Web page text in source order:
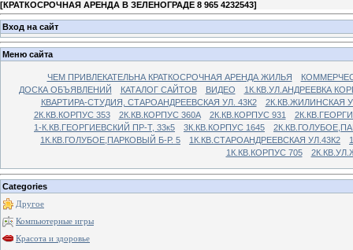
[КРАТКОСРОЧНАЯ АРЕНДА В ЗЕЛЕНОГРАДЕ 8 965 4232543]
Вход на сайт
Меню сайта
ЧЕМ ПРИВЛЕКАТЕЛЬНА КРАТКОСРОЧНАЯ АРЕНДА ЖИЛЬЯ
ДОСКА ОБЪЯВЛЕНИЙ
КАТАЛОГ САЙТОВ ВИДЕО
1К.КВ.УЛ.АНДРЕЕВКА
КВАРТИРА-СТУДИЯ, СТАРОАНДРЕЕВСКАЯ УЛ. 43К2
2К.КВ.ЖИЛИНСКАЯ
2К.КВ.КОРПУС 353
2К.КВ.КОРПУС 360А 2К.КВ.КОРПУС 931
1-К.КВ.ГЕОРГИЕВСКИЙ ПР-Т, 33к5
3К.КВ.КОРПУС 1645
1К.КВ.ГОЛУБОЕ,ПАРКОВЫЙ Б-Р. 5
1К.КВ.СТАРОАНДРЕЕВСКАЯ УЛ.43К2
1К.КВ.КОРПУС 705
Categories
Другое
Компьютерные игры
Красота и здоровье